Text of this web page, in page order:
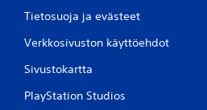
Tietosuoja ja evästeet
Verkkosivuston käyttöehdot
Sivustokartta
PlayStation Studios